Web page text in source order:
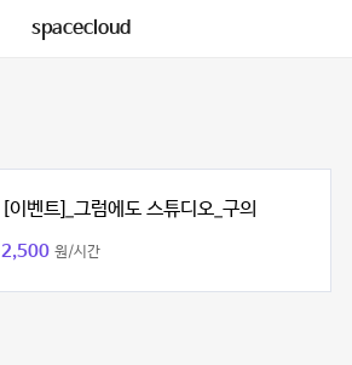
spacecloud
[이벤트]_그럼에도 스튜디오_구의
2,500 원/시간